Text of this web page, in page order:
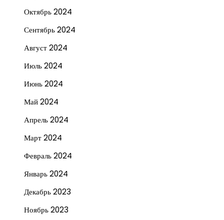
Октябрь 2024
Сентябрь 2024
Август 2024
Июль 2024
Июнь 2024
Май 2024
Апрель 2024
Март 2024
Февраль 2024
Январь 2024
Декабрь 2023
Ноябрь 2023